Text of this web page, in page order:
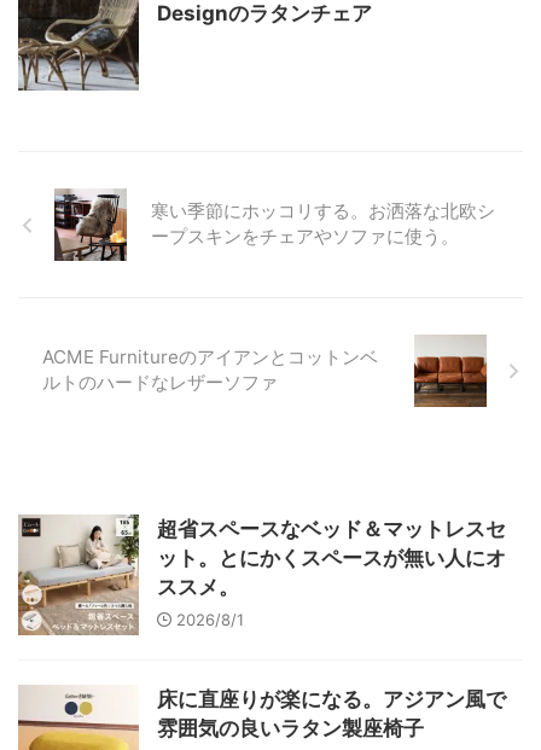
Designのラタンチェア
寒い季節にホッコリする。お洒落な北欧シ
ープスキンをチェアやソファに使う。
ACME Furnitureのアイアンとコットンベ
ルトのハードなレザーソファ
超省スペースなベッド＆マットレスセ
ット。とにかくスペースが無い人にオ
ススメ。
2026/8/1
床に直座りが楽になる。アジアン風で
雰囲気の良いラタン製座椅子